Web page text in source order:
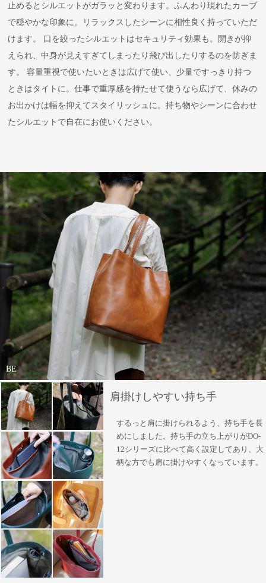
止めるとシルエットがガラッと変わります。ふんわり現れたカーブ
で穏やかな印象に。リラックスしたシーンに相性良く持っていただ
けます。 口を絞ったシルエットはセキュリティ効果も。開きが抑
えられ、中身が見えすぎてしまったり飛び出したりするのを防ぎま
す。 容量重視で使いたいときは広げて使い、少量ですっきり持つ
ときはタイトに。仕事で重厚感を持たせて使うなら広げて、休みの
お出かけは幅を抑えてスタイリッシュに。持ち物やシーンに合わせ
たシルエットで自在にお使いください。
BE
肩掛けしやすい持ち手
するっと肩に掛けられるよう、持ち手を長
めにしました。持ち手の立ち上がりがDO-
12シリーズに比べて高く設定してあり、大
柄な方でも肩に掛けやすくなっています。